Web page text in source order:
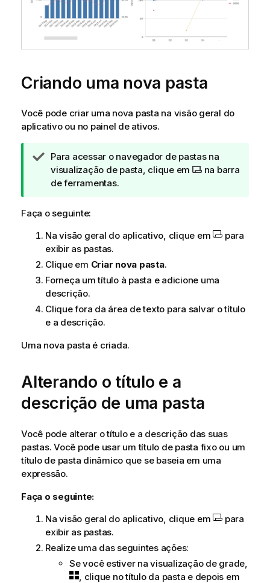
Criando uma nova pasta
Você pode criar uma nova pasta na visão geral do
aplicativo ou no painel de ativos.
N
o
t
d
d
i
c
a
Para acessar o navegador de pastas na
visualização de pasta, clique em
na barra
de ferramentas.
Faça o seguinte:
Na visão geral do aplicativo, clique em
para
exibir as pastas.
Clique em Criar nova pasta.
Forneça um título à pasta e adicione uma
descrição.
Clique fora da área de texto para salvar o título
e a descrição.
Uma nova pasta é criada.
Alterando o título e a
descrição de uma pasta
Você pode alterar o título e a descrição das suas
pastas. Você pode usar um título de pasta fixo ou um
título de pasta dinâmico que se baseia em uma
expressão.
Faça o seguinte:
Na visão geral do aplicativo, clique em
para
exibir as pastas.
Realize uma das seguintes ações:
Se você estiver na visualização de grade,
, clique no título da pasta e depois em